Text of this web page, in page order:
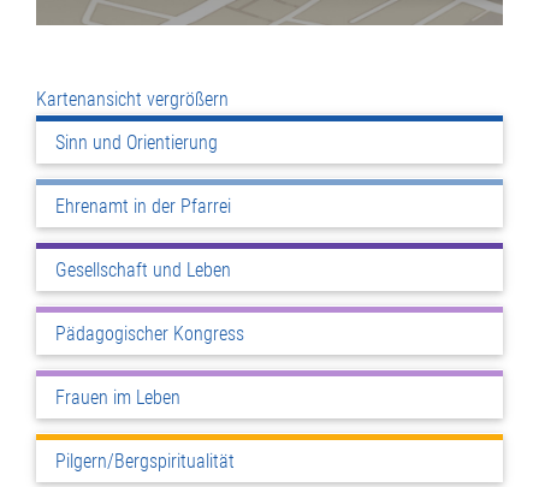
Kartenansicht vergrößern
Sinn und Orientierung
Ehrenamt in der Pfarrei
Gesellschaft und Leben
Pädagogischer Kongress
Frauen im Leben
Pilgern/Bergspiritualität